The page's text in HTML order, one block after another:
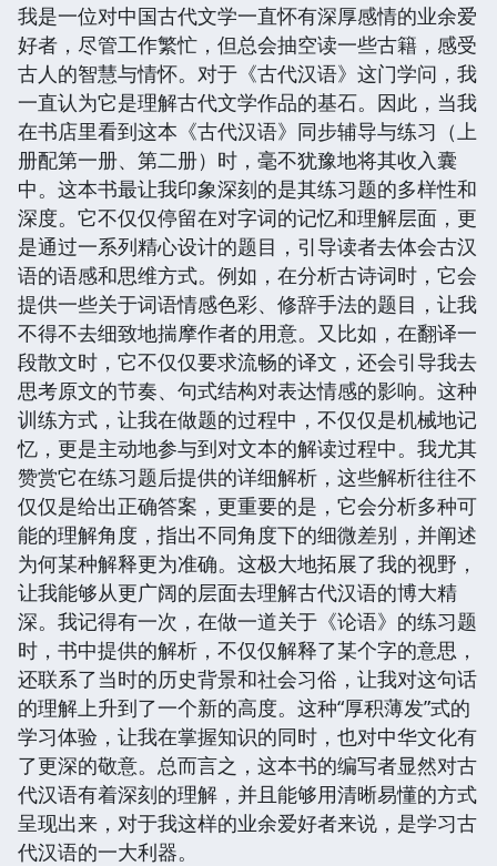
我是一位对中国古代文学一直怀有深厚感情的业余爱
好者，尽管工作繁忙，但总会抽空读一些古籍，感受
古人的智慧与情怀。对于《古代汉语》这门学问，我
一直认为它是理解古代文学作品的基石。因此，当我
在书店里看到这本《古代汉语》同步辅导与练习（上
册配第一册、第二册）时，毫不犹豫地将其收入囊
中。这本书最让我印象深刻的是其练习题的多样性和
深度。它不仅仅停留在对字词的记忆和理解层面，更
是通过一系列精心设计的题目，引导读者去体会古汉
语的语感和思维方式。例如，在分析古诗词时，它会
提供一些关于词语情感色彩、修辞手法的题目，让我
不得不去细致地揣摩作者的用意。又比如，在翻译一
段散文时，它不仅仅要求流畅的译文，还会引导我去
思考原文的节奏、句式结构对表达情感的影响。这种
训练方式，让我在做题的过程中，不仅仅是机械地记
忆，更是主动地参与到对文本的解读过程中。我尤其
赞赏它在练习题后提供的详细解析，这些解析往往不
仅仅是给出正确答案，更重要的是，它会分析多种可
能的理解角度，指出不同角度下的细微差别，并阐述
为何某种解释更为准确。这极大地拓展了我的视野，
让我能够从更广阔的层面去理解古代汉语的博大精
深。我记得有一次，在做一道关于《论语》的练习题
时，书中提供的解析，不仅仅解释了某个字的意思，
还联系了当时的历史背景和社会习俗，让我对这句话
的理解上升到了一个新的高度。这种“厚积薄发”式的
学习体验，让我在掌握知识的同时，也对中华文化有
了更深的敬意。总而言之，这本书的编写者显然对古
代汉语有着深刻的理解，并且能够用清晰易懂的方式
呈现出来，对于我这样的业余爱好者来说，是学习古
代汉语的一大利器。